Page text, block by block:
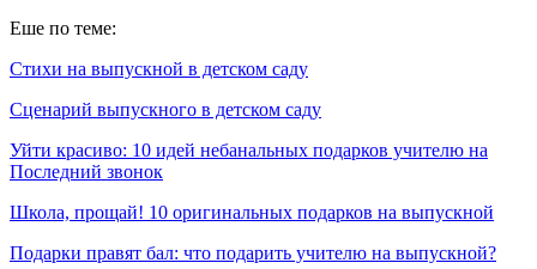
Еше по теме:
Стихи на выпускной в детском саду
Сценарий выпускного в детском саду
Уйти красиво: 10 идей небанальных подарков учителю на
Последний звонок
Школа, прощай! 10 оригинальных подарков на выпускной
Подарки правят бал: что подарить учителю на выпускной?